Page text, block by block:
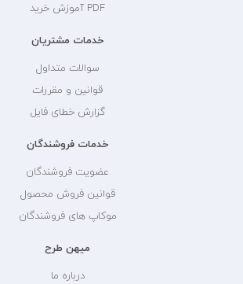
PDF آموزش خرید
خدمات مشتریان
سوالات متداول
قوانین و مقررات
گزارش خطای فایل
خدمات فروشندگان
عضویت فروشندگان
قوانین فروش محصول
موکاپ های فروشندگان
میهن طرح
درباره ما